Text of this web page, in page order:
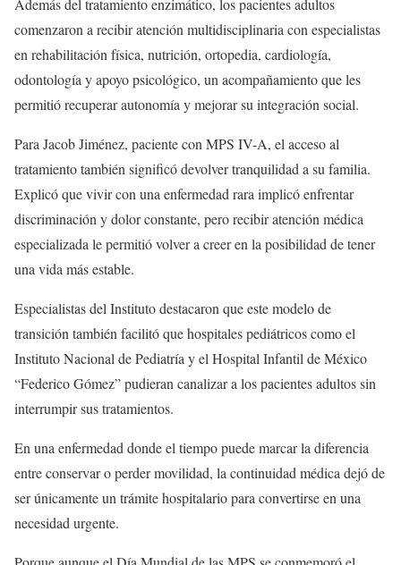
Además del tratamiento enzimático, los pacientes adultos
comenzaron a recibir atención multidisciplinaria con especialistas
en rehabilitación física, nutrición, ortopedia, cardiología,
odontología y apoyo psicológico, un acompañamiento que les
permitió recuperar autonomía y mejorar su integración social.
Para Jacob Jiménez, paciente con MPS IV-A, el acceso al
tratamiento también significó devolver tranquilidad a su familia.
Explicó que vivir con una enfermedad rara implicó enfrentar
discriminación y dolor constante, pero recibir atención médica
especializada le permitió volver a creer en la posibilidad de tener
una vida más estable.
Especialistas del Instituto destacaron que este modelo de
transición también facilitó que hospitales pediátricos como el
Instituto Nacional de Pediatría y el Hospital Infantil de México
“Federico Gómez” pudieran canalizar a los pacientes adultos sin
interrumpir sus tratamientos.
En una enfermedad donde el tiempo puede marcar la diferencia
entre conservar o perder movilidad, la continuidad médica dejó de
ser únicamente un trámite hospitalario para convertirse en una
necesidad urgente.